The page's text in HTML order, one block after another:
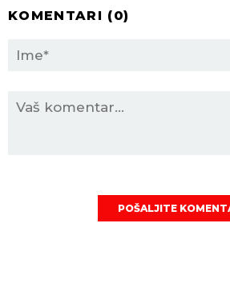
KOMENTARI (0)
POŠALJITE